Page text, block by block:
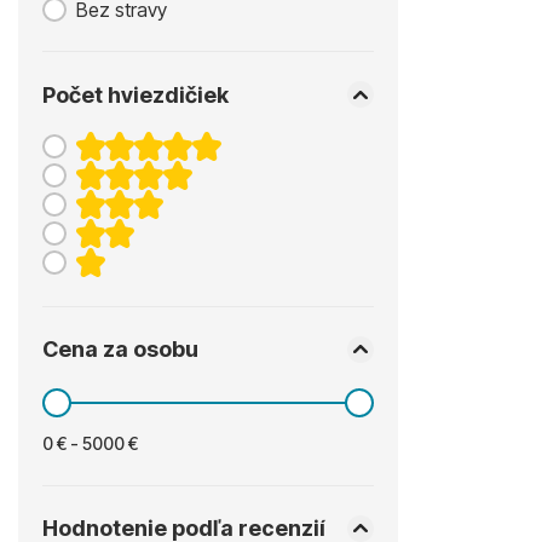
Bez stravy
Počet hviezdičiek
Cena za osobu
0 € - 5000 €
Hodnotenie podľa recenzií